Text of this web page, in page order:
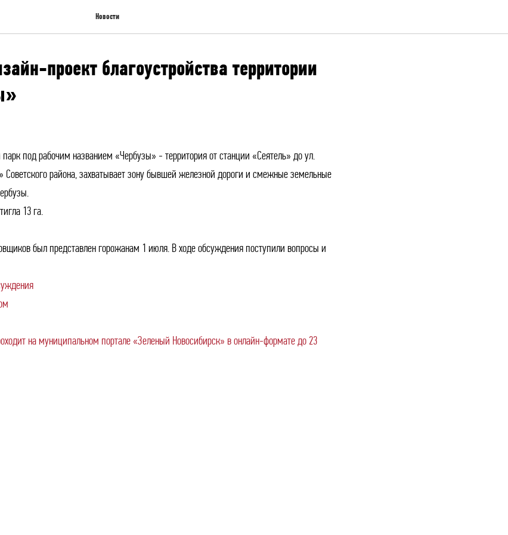
Новости
проект благоустройства территории
под рабочим названием «Чербузы» - территория от станции «Сеятель» до ул.
Советского района, захватывает зону бывшей железной дороги и смежные земельные
13 га.
был представлен горожанам 1 июля. В ходе обсуждения поступили вопросы и
на муниципальном портале «Зеленый Новосибирск» в онлайн-формате до 23